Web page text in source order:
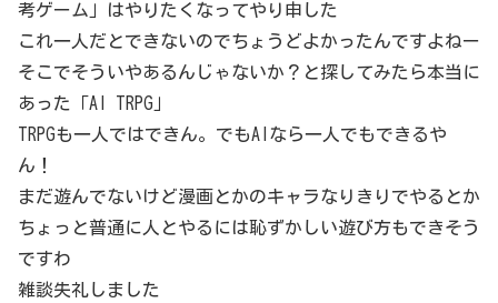
考ゲーム」はやりたくなってやり申した
これ一人だとできないのでちょうどよかったんですよねー
そこでそういやあるんじゃないか？と探してみたら本当に
あった「AI TRPG」
TRPGも一人ではできん。でもAIなら一人でもできるや
ん！
まだ遊んでないけど漫画とかのキャラなりきりでやるとか
ちょっと普通に人とやるには恥ずかしい遊び方もできそう
ですわ
雑談失礼しました